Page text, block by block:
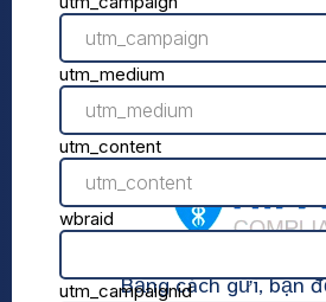
Bằng cách gửi, bạn